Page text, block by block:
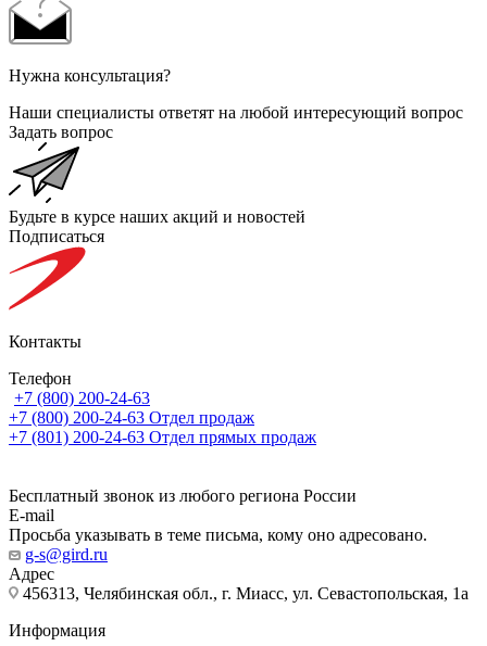
Нужна консультация?
Наши специалисты ответят на любой интересующий вопрос
Задать вопрос
Будьте в курсе наших акций и новостей
Подписаться
Контакты
Телефон
+7 (800) 200-24-63
+7 (800) 200-24-63 Отдел продаж
+7 (801) 200-24-63 Отдел прямых продаж
Бесплатный звонок из любого региона России
E-mail
Просьба указывать в теме письма, кому оно адресовано.
g-s@gird.ru
Адрес
456313, Челябинская обл., г. Миасс, ул. Севастопольская, 1а
Информация